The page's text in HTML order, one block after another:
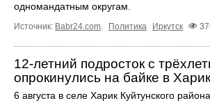
одномандатным округам.
Источник: Babr24.com. Политика Иркутск
12‑летний подросток с
опрокинулись на байке в
6 августа в селе Харик Куйтунского